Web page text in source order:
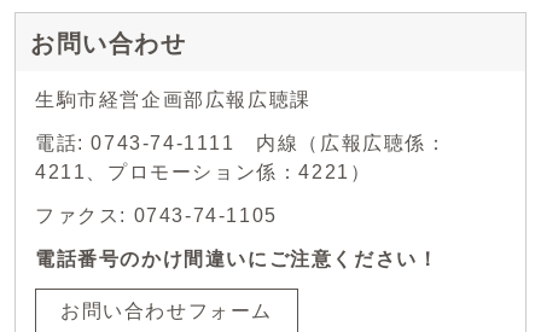
お問い合わせ
生駒市経営企画部広報広聴課
電話: 0743-74-1111 内線（広報広聴係：
4211、プロモーション係：4221）
ファクス: 0743-74-1105
電話番号のかけ間違いにご注意ください！
お問い合わせフォーム